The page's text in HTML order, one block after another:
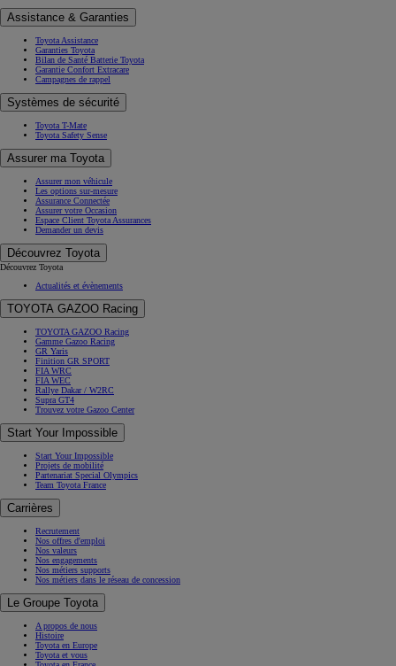
Assistance & Garanties
Toyota Assistance
Garanties Toyota
Bilan de Santé Batterie Toyota
Garantie Confort Extracare
Campagnes de rappel
Systèmes de sécurité
Toyota T-Mate
Toyota Safety Sense
Assurer ma Toyota
Assurer mon véhicule
Les options sur-mesure
Assurance Connectée
Assurer votre Occasion
Espace Client Toyota Assurances
Demander un devis
Découvrez Toyota
Découvrez Toyota
Actualités et évènements
TOYOTA GAZOO Racing
TOYOTA GAZOO Racing
Gamme Gazoo Racing
GR Yaris
Finition GR SPORT
FIA WRC
FIA WEC
Rallye Dakar / W2RC
Supra GT4
Trouvez votre Gazoo Center
Start Your Impossible
Start Your Impossible
Projets de mobilité
Partenariat Special Olympics
Team Toyota France
Carrières
Recrutement
Nos offres d'emploi
Nos valeurs
Nos engagements
Nos métiers supports
Nos métiers dans le réseau de concession
Le Groupe Toyota
A propos de nous
Histoire
Toyota en Europe
Toyota et vous